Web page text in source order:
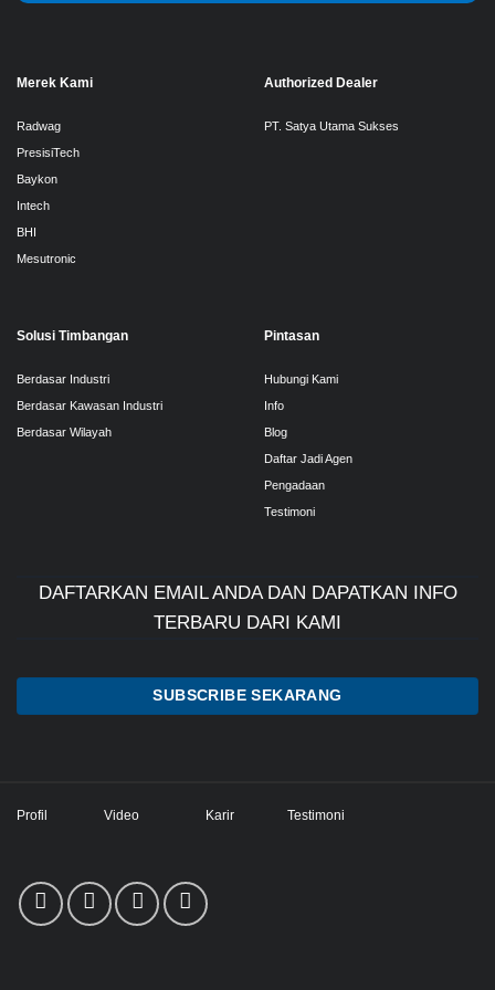
Merek Kami
Radwag
PresisiTech
Baykon
Intech
BHI
Mesutronic
Authorized Dealer
PT. Satya Utama Sukses
Solusi Timbangan
Berdasar Industri
Berdasar Kawasan Industri
Berdasar Wilayah
Pintasan
Hubungi Kami
Info
Blog
Daftar Jadi Agen
Pengadaan
Testimoni
DAFTARKAN EMAIL ANDA DAN DAPATKAN INFO
TERBARU DARI KAMI
SUBSCRIBE SEKARANG
Profil Video Karir Testimoni